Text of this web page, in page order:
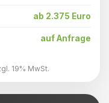
ab 2.375 Euro
auf Anfrage
19% MwSt.